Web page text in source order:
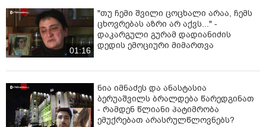
01:16
"თუ ჩემი შვილი ცოცხალი არაა, ჩემს
ცხოვრებას აზრი არ აქვს..." -
დაკარგული გურამ დადიანიძის
დედის ემოციური მიმართვა
ნია იმნაძეს და ანასტასია
ბერუაშვილს ბრალდება წარედგინათ
- რამდენ წლიანი პატიმრობა
ემუქრებათ არასრულწლოვნებს?